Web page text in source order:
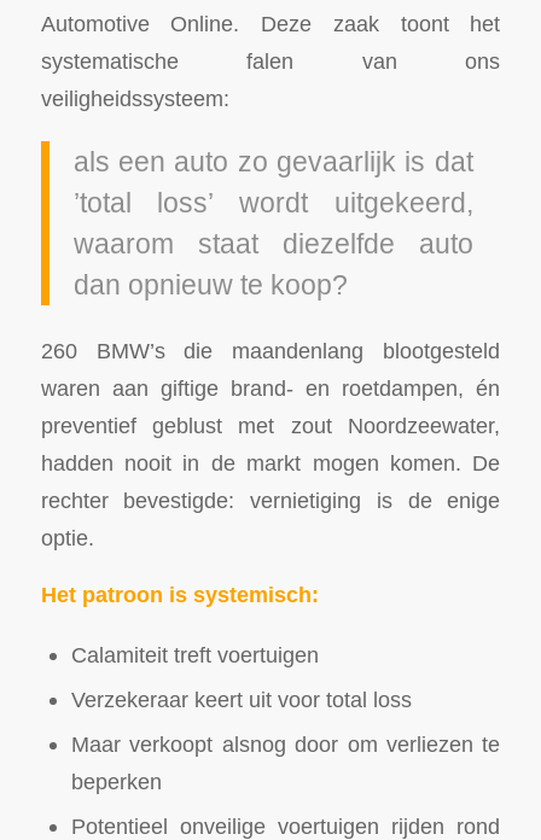
Automotive Online. Deze zaak toont het
systematische falen van ons
veiligheidssysteem:
als een auto zo gevaarlijk is dat
’total loss’ wordt uitgekeerd,
waarom staat diezelfde auto
dan opnieuw te koop?
260 BMW’s die maandenlang blootgesteld
waren aan giftige brand- en roetdampen, én
preventief geblust met zout Noordzeewater,
hadden nooit in de markt mogen komen. De
rechter bevestigde: vernietiging is de enige
optie.
Het patroon is systemisch:
Calamiteit treft voertuigen
Verzekeraar keert uit voor total loss
Maar verkoopt alsnog door om verliezen te
beperken
Potentieel onveilige voertuigen rijden rond